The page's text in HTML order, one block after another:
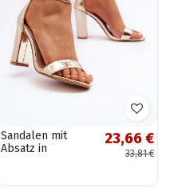
Sandalen mit
Absatz in
23,66 €
33,81 €